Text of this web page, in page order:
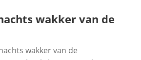
wakker van de
wakker van de